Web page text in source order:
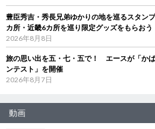
豊臣秀吉・秀長兄弟ゆかりの地を巡るスタ
カ所・近畿6カ所を巡り限定グッズをもらおう
2026年8月8日
旅の思い出を五・七・五で！ エースが「か
ンテスト」を開催
2026年8月7日
動画